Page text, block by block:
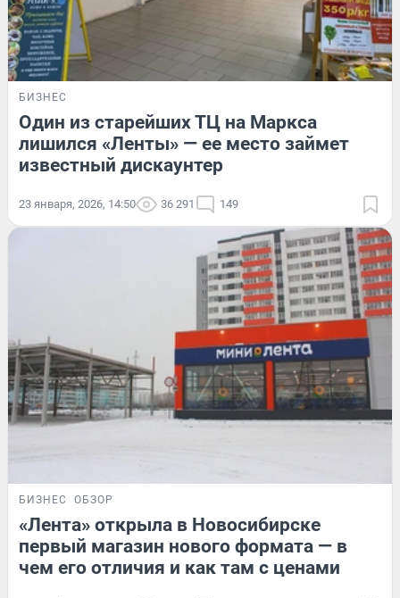
БИЗНЕС
Один из старейших ТЦ на Маркса
лишился «Ленты» — ее место займет
известный дискаунтер
23 января, 2026, 14:50 36 291 149
БИЗНЕС ОБЗОР
«Лента» открыла в Новосибирске
первый магазин нового формата — в
чем его отличия и как там с ценами